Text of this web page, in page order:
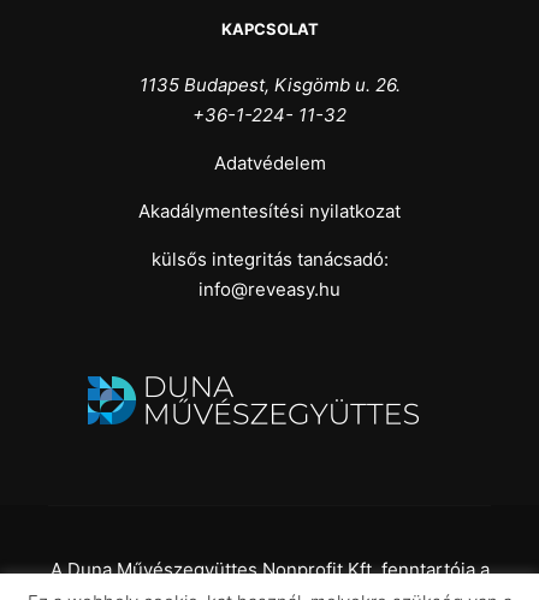
KAPCSOLAT
1135 Budapest, Kisgömb u. 26.
+36-1-224- 11-32
Adatvédelem
Akadálymentesítési nyilatkozat
külsős integritás tanácsadó:
info@reveasy.hu
A Duna Művészegyüttes Nonprofit Kft. fenntartója a